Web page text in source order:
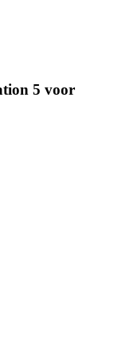
5 voor